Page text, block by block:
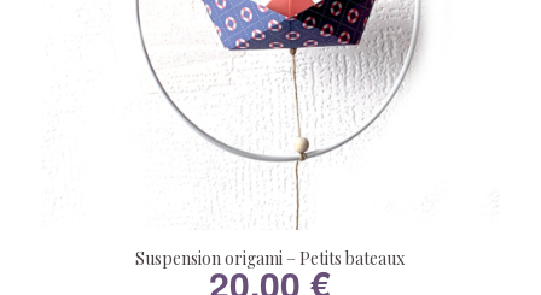
Suspension origami – Petits bateaux
20,00€